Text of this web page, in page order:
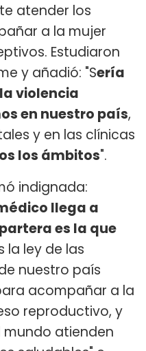
atender los
a la mujer
Estudiaron
y añadió: "Sería
violencia
en nuestro país,
y en las clínicas
los ámbitos".
indignada:
llega a
es la que
la ley de las
nuestro país
acompañar a la
reproductivo, y
atienden